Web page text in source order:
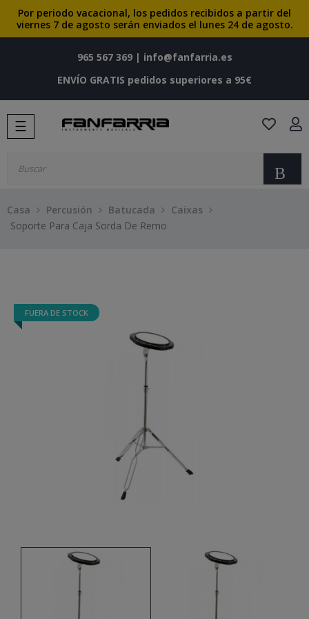
Por periodo vacacional, los pedidos recibidos a partir del
viernes 7 de agosto serán enviados el lunes 24 de agosto.
965 567 369| info@fanfarria.es
ENVÍO GRATIS pedidos superiores a 95€
Navegación
de
☰
Casa Percusión Batucada
Caixas
Soporte Para Caja Sorda De Remo
FUERA DE STOCK